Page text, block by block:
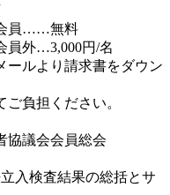
員……無料
外…3,000円/名
より請求書をダウン
担ください。
議会会員総会
入検査結果の総括とサ